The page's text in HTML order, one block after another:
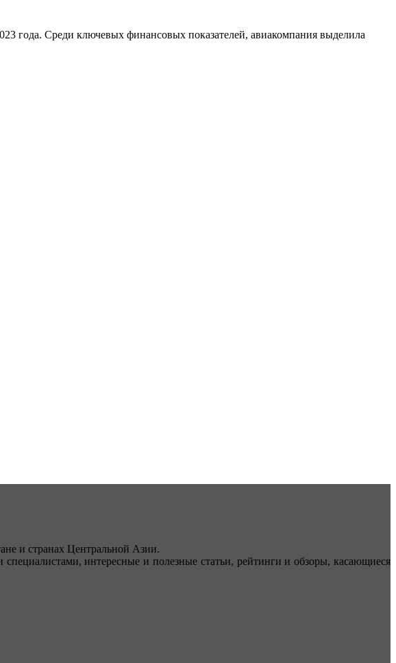
года. Среди ключевых финансовых показателей, авиакомпания выделила
и странах Центральной Азии.
интересные и полезные статьи, рейтинги и обзоры, касающиеся